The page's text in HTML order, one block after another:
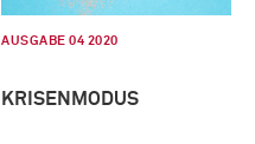
AUSGABE 04 2020
KRISENMODUS